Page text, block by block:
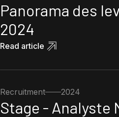
Panorama des
2024
Read article
Recruitment 2024
Stage - Analyste